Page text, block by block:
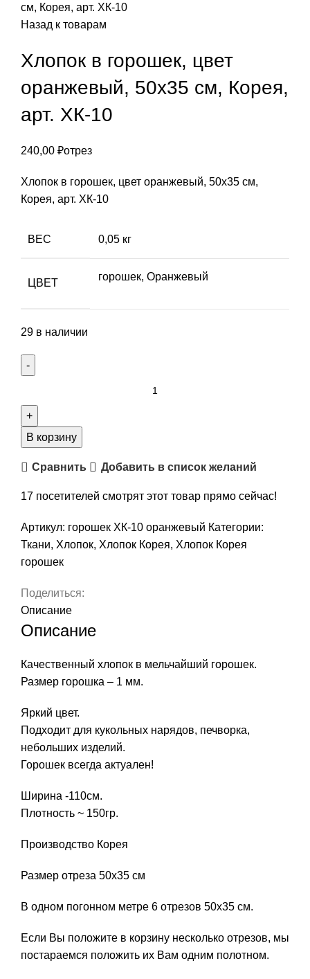
см, Корея, арт. ХК-10
Назад к товарам
Хлопок в горошек, цвет
оранжевый, 50х35 см, Корея,
арт. ХК-10
240,00 ₽отрез
Хлопок в горошек, цвет оранжевый, 50х35 см,
Корея, арт. ХК-10
ВЕС 0,05 кг
ЦВЕТ
горошек, Оранжевый
29 в наличии
Хлопок
цвет
см,
Корея,
арт.
В корзину
Сравнить Добавить в список желаний
17 посетителей смотрят этот товар прямо сейчас!
Артикул: горошек ХК-10 оранжевый Категории:
Ткани, Хлопок, Хлопок Корея, Хлопок Корея
горошек
Поделиться:
Описание
Описание
Качественный хлопок в мельчайший горошек.
Размер горошка – 1 мм.
Яркий цвет.
Подходит для кукольных нарядов, печворка,
небольших изделий.
Горошек всегда актуален!
Ширина -110см.
Плотность ~ 150гр.
Производство Корея
Размер отреза 50х35 см
В одном погонном метре 6 отрезов 50х35 см.
Если Вы положите в корзину несколько отрезов, мы
постараемся положить их Вам одним полотном.